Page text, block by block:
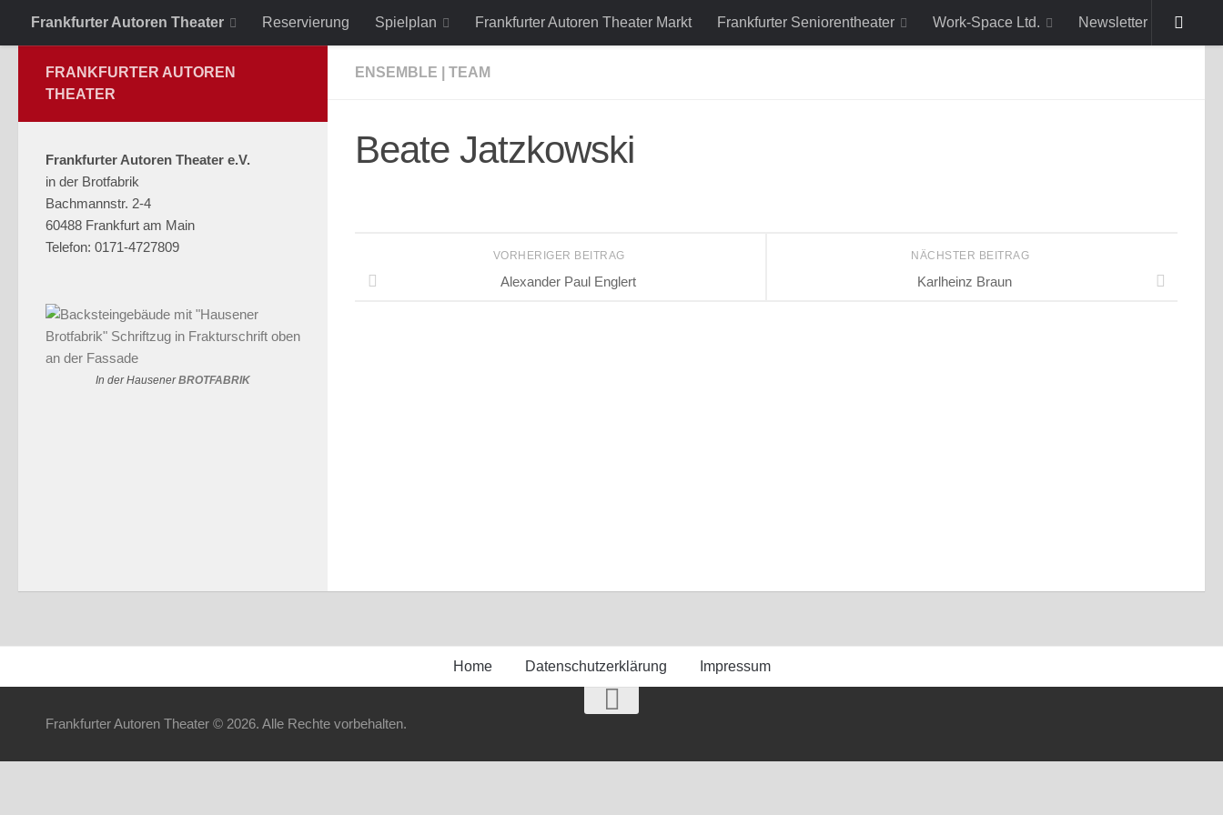
Zum Inhalt springen
Frankfurter Autoren Theater Reservierung Spielplan Frankfurter Autoren Theater Markt Frankfurter Seniorentheater Work-Space Ltd. Newsletter
ENSEMBLE | TEAM
Beate Jatzkowski
NÄCHSTER BEITRAG
Karlheinz Braun
VORHERIGER BEITRAG
Alexander Paul Englert
FRANKFURTER AUTOREN
THEATER
Frankfurter Autoren Theater e.V.
in der Brotfabrik
Bachmannstr. 2-4
60488 Frankfurt am Main
Telefon: 0171-4727809
In der HausenerBROTFABRIK
Home Datenschutzerklärung Impressum
Frankfurter Autoren Theater © 2026. Alle Rechte vorbehalten.